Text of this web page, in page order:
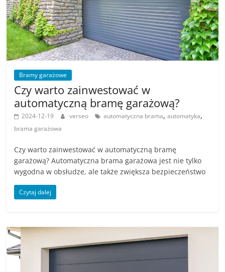
Bramy garażowe
Czy warto zainwestować w
automatyczną bramę garażową?
2024-12-19 verseo automatyczna brama,automatyka,
brama garażowa
Czy warto zainwestować w automatyczną bramę
garażową? Automatyczna brama garażowa jest nie tylko
wygodna w obsłudze, ale także zwiększa bezpieczeństwo
Czytaj dalej